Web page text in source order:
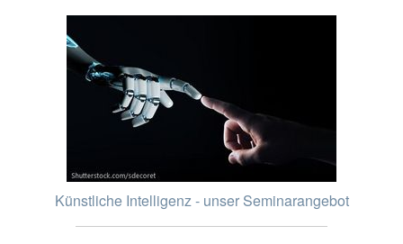
Künstliche Intelligenz - unser Seminarangebot